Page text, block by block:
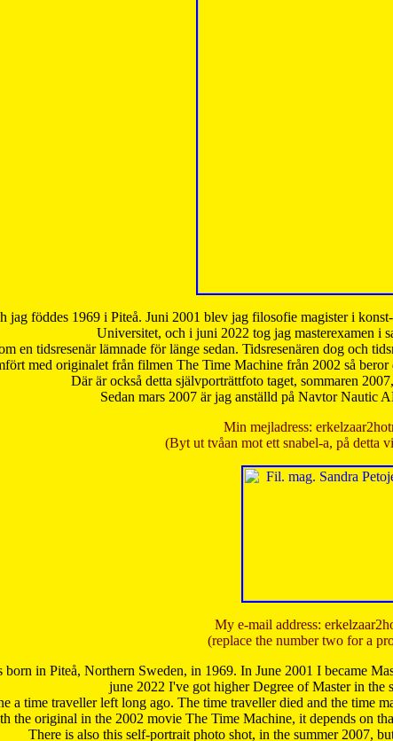
jag föddes 1969 i Piteå. Juni 2001 blev jag filosofie magister i
Universitet, och i juni 2022 tog jag masterexamen i
en tidsresenär lämnade för länge sedan. Tidsresenären dog och
med originalet från filmen The Time Machine från 2002 så
Där är också detta självporträttfoto taget, sommaren
Sedan mars 2007 är jag anställd på Navtor Nautic
Min mejladress:
(Byt ut tvåan mot ett snabel-a, på detta
My e-mail address:
(replace the number two for a
born in Piteå, Northern Sweden, in 1969. In June 2001 I became
june 2022 I've got higher Degree of Master in the
a time traveller left long ago. The time traveller died and the time
the original in the 2002 movie The Time Machine, it depends on
There is also this self-portrait photo shot, in the summer 2007,